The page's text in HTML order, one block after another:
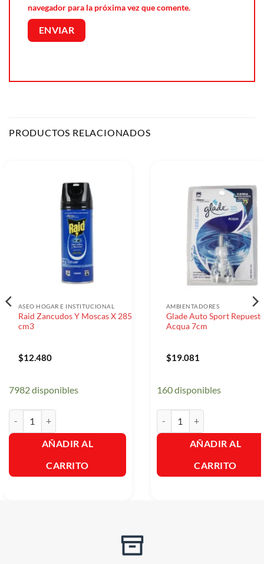
navegador para la próxima vez que comente.
PRODUCTOS RELACIONADOS
ASEO HOGAR E INSTITUCIONAL
Raid Zancudos Y Moscas X 285
cm3
$12.480
7982 disponibles
AÑADIR AL
CARRITO
AMBIENTADORES
Glade Auto Sport
Acqua 7cm
$19.081
160 disponibles
AÑADIR AL
CARRITO